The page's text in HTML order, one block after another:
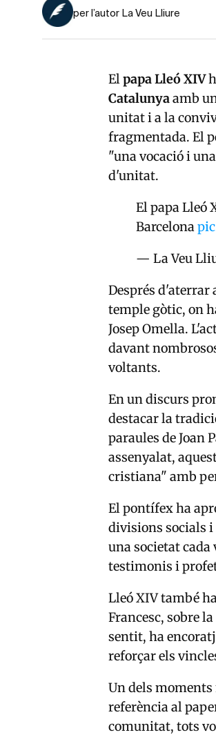
per l’autor La Veu Lliure
Elpapa Lleó XIV
Catalunyaamb
unitat i a la
fragmentada. El
"una vocació i
d'unitat.
El papa Lleó
Barcelona
— La Veu
Després d'aterrar
temple gòtic, on
Josep Omella.
davant
voltants.
En un discurs
destacar la
paraules de Joan
assenyalat,
cristiana" amb
El pontífex ha
divisions socials
una societat
testimonis i
Lleó XIV també
Francesc, sobre
sentit, ha
reforçar els
Un dels
referència al
comunitat, tots